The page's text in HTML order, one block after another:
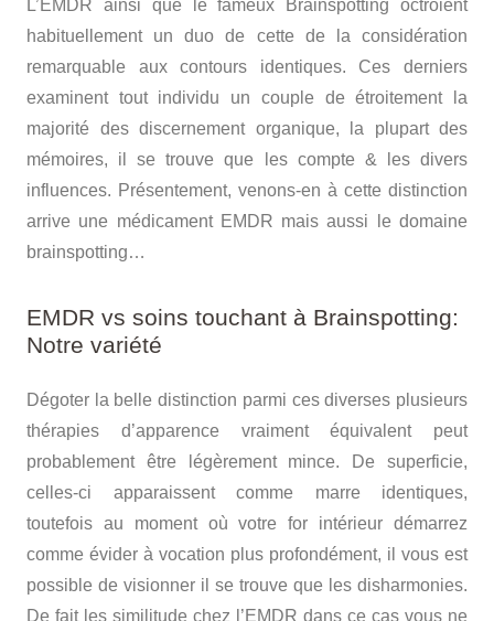
L’EMDR ainsi que le fameux Brainspotting octroient
habituellement un duo de cette de la considération
remarquable aux contours identiques. Ces derniers
examinent tout individu un couple de étroitement la
majorité des discernement organique, la plupart des
mémoires, il se trouve que les compte & les divers
influences. Présentement, venons-en à cette distinction
arrive une médicament EMDR mais aussi le domaine
brainspotting…
EMDR vs soins touchant à Brainspotting:
Notre variété
Dégoter la belle distinction parmi ces diverses plusieurs
thérapies d’apparence vraiment équivalent peut
probablement être légèrement mince. De superficie,
celles-ci apparaissent comme marre identiques,
toutefois au moment où votre for intérieur démarrez
comme évider à vocation plus profondément, il vous est
possible de visionner il se trouve que les disharmonies.
De fait les similitude chez l’EMDR dans ce cas vous ne